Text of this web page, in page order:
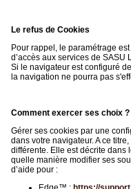
Le refus de Cookies
Pour rappel, le paramétrage
d’accès aux services de SASU
Si le navigateur est configuré
la navigation ne pourra pas
Comment exercer ses choix ?
Gérer ses cookies par une
dans votre navigateur. A ce
différente. Elle est décrite dans
quelle manière modifier ses
d’aide pour :